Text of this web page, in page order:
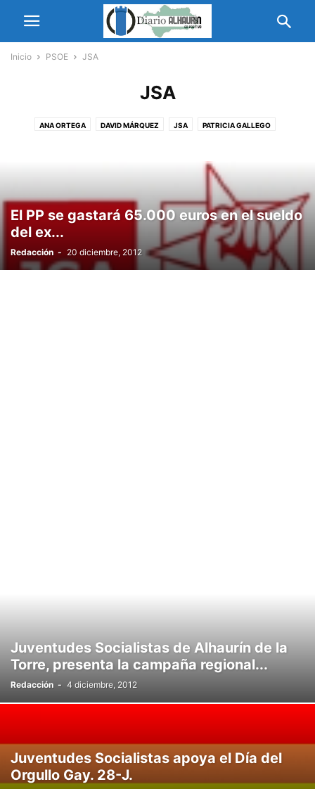
Inicio PSOE JSA
JSA
ANA ORTEGA DAVID MÁRQUEZ JSA PATRICIA GALLEGO
El PP se gastará 65.000 euros en el sueldo
del ex...
Redacción - 20 diciembre, 2012
Juventudes Socialistas de Alhaurín de la
Torre, presenta la campaña regional...
Redacción - 4 diciembre, 2012
Juventudes Socialistas apoya el Día del
Orgullo Gay. 28-J.